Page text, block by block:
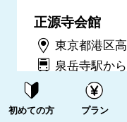
正源寺会館
東京都港区
泉岳寺駅か
電話をかける
資料請求
初めての方 プラン